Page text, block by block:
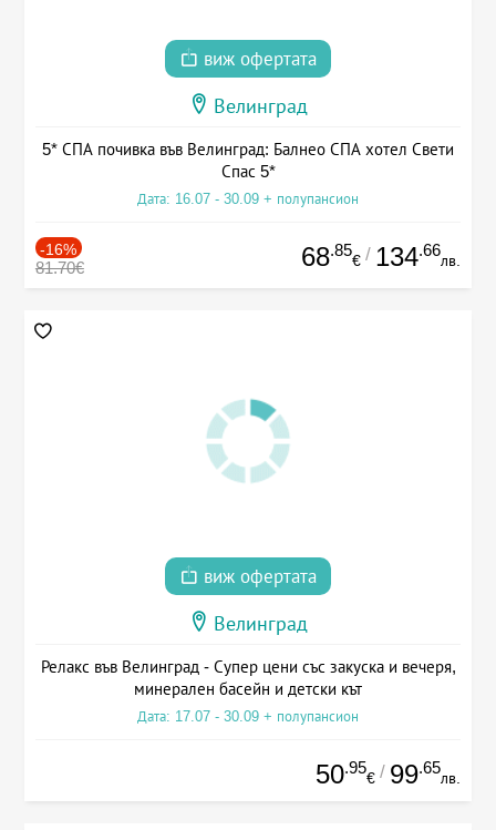
виж офертата
Велинград
5* СПА почивка във Велинград: Балнео СПА хотел Свети
Спас 5*
Дата: 16.07 - 30.09 + полупансион
-16%
81.70€ 68.85
€ / 134.66
лв.
виж офертата
Велинград
Релакс във Велинград - Супер цени със закуска и вечеря,
минерален басейн и детски кът
Дата: 17.07 - 30.09 + полупансион
50.95
€ / 99.65
лв.